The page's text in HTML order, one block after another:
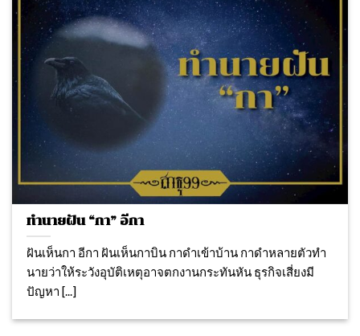
ทำนายฝัน “กา” อีกา
ฝันเห็นกา อีกา ฝันเห็นกาบิน กาดำเข้าบ้าน กาดำหลายตัวทํา
นายว่าให้ระวังอุบัติเหตุอาจตกงานกระทันหัน ธุรกิจเสี่ยงมี
ปัญหา [...]